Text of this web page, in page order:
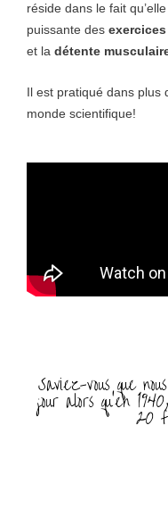
réside dans le fait
puissante des
et la détente
Il est pratiqué dans
monde scientifique!
Saviez-vous que
jour alors qu’en
20